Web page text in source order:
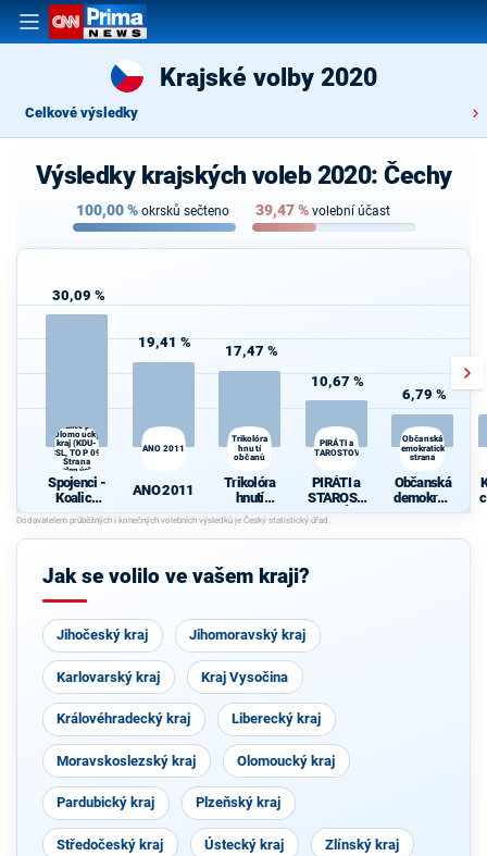
Krajské volby 2020
Celkové výsledky
Výsledky krajských voleb 2020: Čechy
100,00% okrsků sečteno 39,47% volební účast
30,09 %
Koalice pro
Olomoucký
kraj (KDU-
ČSL, TOP 09,
Strana
zelených,
ProOlomouc)
Spojenci -
Koalice
pro
Olomouck
ý kraj
ČSL, TOP
zelených,
ProOlomo
uc)
19,41 %
ANO 2011
ANO 2011
17,47 %
Trikolóra
hnutí
občanů
Trikolóra
hnutí
občanů
10,67 %
PIRÁTI a
STAROSTOVÉ
PIRÁTI a
STAROST
OVÉ
6,79 %
Občanská
demokratická
strana
Občanská
demokrati
cká strana
Jak se volilo ve vašem kraji?
Jihočeský kraj Jihomoravský kraj
Karlovarský kraj Kraj Vysočina
Královéhradecký kraj Liberecký kraj
Moravskoslezský kraj Olomoucký kraj
Pardubický kraj Plzeňský kraj
Středočeský kraj Ústecký kraj Zlínský kraj